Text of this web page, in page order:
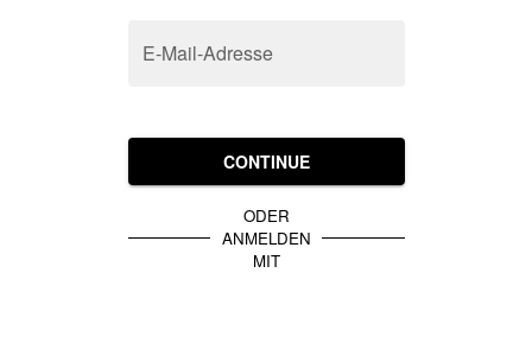
E-Mail-Adresse
CONTINUE
ODER
ANMELDEN
MIT